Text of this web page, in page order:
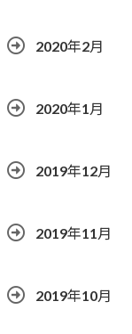
2020年2月
2020年1月
2019年12月
2019年11月
2019年10月